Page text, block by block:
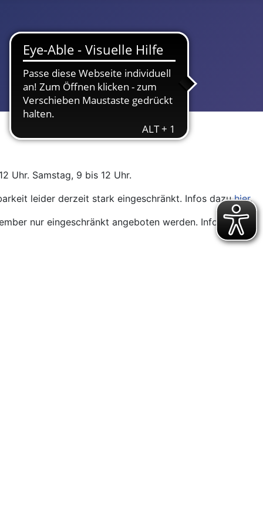
Uhr. Samstag, 9 bis 12 Uhr.
leider derzeit stark eingeschränkt. Infos dazuhier.
nur eingeschränkt angeboten werden. Infos dazu